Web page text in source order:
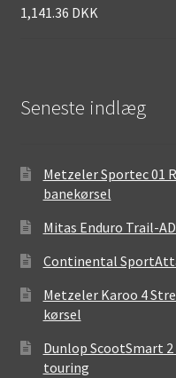
1,141.36 DKK
Seneste indlæg
Metzeler Sportec 01
banekørsel
Mitas Enduro Trail-
Continental
Metzeler Karoo 4
kørsel
Dunlop ScootSmart
touring